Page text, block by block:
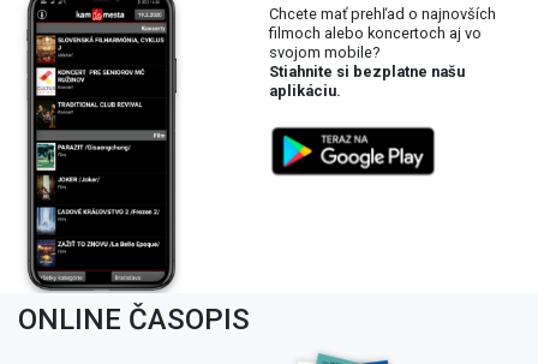
Chcete mať prehľad o najnovších
filmoch alebo koncertoch aj vo
svojom mobile?
Stiahnite si bezplatne našu
aplikáciu.
ONLINE ČASOPIS